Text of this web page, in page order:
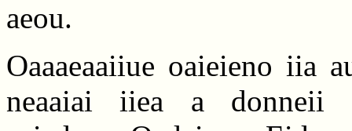
aeou.
Oaaaeaaiiue oaieieno iia
neaaiai iiea a donneii